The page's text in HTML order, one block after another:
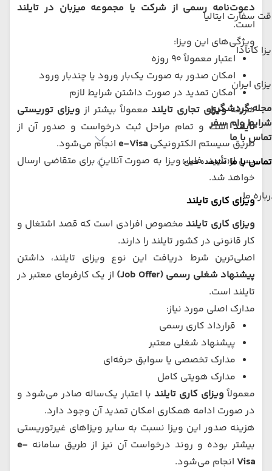
سفارت ایتالیا
کانادا
ایران
مجله گردشگری
شرایط وام سفر
تماس با ما
تماس با ما(مشاهده همه)
ما
دعوت‌نامه رسمی از شرکت یا مجموعه میزبان در تایلند
است.
ویژگی‌های این ویزا:
اعتبار معمولاً ۹۰ روزه
امکان صدور به صورت یک‌بار ورود یا چندبار ورود
امکان تمدید در صورت داشتن شرایط لازم
هزینهویزای تجاری تایلندمعمولاً بیشتر از ویزای توریستی
تایلنداست و تمام مراحل ثبت درخواست و صدور آن از
طریق سیستم الکترونیکی e-Visa انجام می‌شود.
پس از تأیید، فایل ویزا به صورت آنلاین برای متقاضی ارسال
خواهد شد.
ویزای کاری تایلند
ویزای کاری تایلندمخصوص افرادی است که قصد اشتغال و
کار قانونی در کشور تایلند را دارند.
اصلی‌ترین شرط دریافت این نوع ویزای تایلند، داشتن
پیشنهاد شغلی رسمی (Job Offer)
از یک کارفرمای معتبر در
تایلند است.
مدارک اصلی مورد نیاز:
قرارداد کاری رسمی
پیشنهاد شغلی معتبر
مدارک تخصصی یا سوابق حرفه‌ای
مدارک هویتی کامل
معمولاً ویزای کاری تایلند با اعتبار یک‌ساله صادر می‌شود و
در صورت ادامه همکاری امکان تمدید آن وجود دارد.
هزینه صدور این ویزا نسبت به سایر ویزاهای غیرتوریستی
بیشتر بوده و روند درخواست آن نیز از طریق سامانه e-
Visa انجام می‌شود.